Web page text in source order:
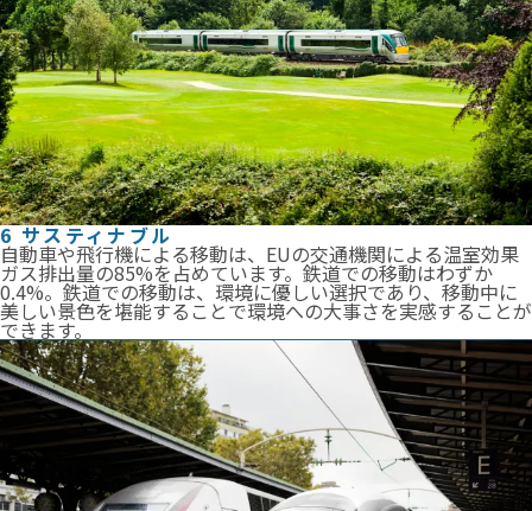
6 サスティナブル
自動車や飛行機による移動は、EUの交通機関による温室効果
ガス排出量の85%を占めています。鉄道での移動はわずか
0.4%。鉄道での移動は、環境に優しい選択であり、移動中に
美しい景色を堪能することで環境への大事さを実感することが
できます。